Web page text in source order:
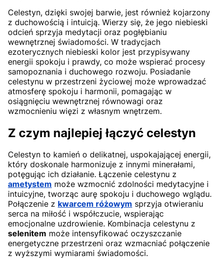
Celestyn, dzięki swojej barwie, jest również kojarzony
z duchowością i intuicją. Wierzy się, że jego niebieski
odcień sprzyja medytacji oraz pogłębianiu
wewnętrznej świadomości. W tradycjach
ezoterycznych niebieski kolor jest przypisywany
energii spokoju i prawdy, co może wspierać procesy
samopoznania i duchowego rozwoju. Posiadanie
celestynu w przestrzeni życiowej może wprowadzać
atmosferę spokoju i harmonii, pomagając w
osiągnięciu wewnętrznej równowagi oraz
wzmocnieniu więzi z własnym wnętrzem.
Z czym najlepiej łączyć celestyn
Celestyn to kamień o delikatnej, uspokajającej energii,
który doskonale harmonizuje z innymi minerałami,
potęgując ich działanie. Łączenie celestynu z
ametystem może wzmocnić zdolności medytacyjne i
intuicyjne, tworząc aurę spokoju i duchowego wglądu.
Połączenie z kwarcem różowym sprzyja otwieraniu
serca na miłość i współczucie, wspierając
emocjonalne uzdrowienie. Kombinacja celestynu z
selenitem może intensyfikować oczyszczanie
energetyczne przestrzeni oraz wzmacniać połączenie
z wyższymi wymiarami świadomości.